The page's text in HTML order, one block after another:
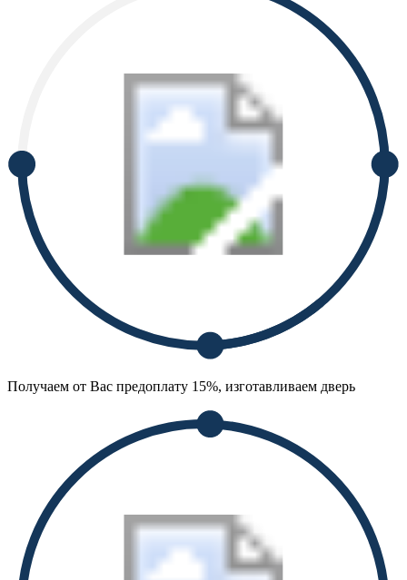
Получаем от Вас предоплату 15%, изготавливаем дверь